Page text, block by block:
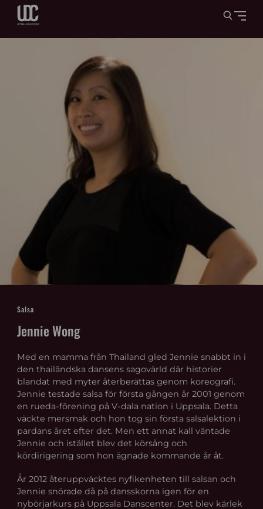
Salsa
Jennie Wong
Med en mamma från Thailand gled Jennie snabbt in i
den thailändska dansens sagovärld där historier
blandat med myter återberättas genom koreografi.
Jennie testade salsa för första gången år 2001 genom
en rueda-förening på V-dala nation i Uppsala. Detta
väckte mersmak och hon tog sin första salsalektion i
pardans året efter det. Men ett annat kall väntade
Jennie och istället blev det körsång och
kördirigering som hon ägnade kommande år åt.
År 2012 återuppväcktes nyfikenheten till salsan och
Jennie snörade då på dansskorna igen för en
nybörjarkurs på Uppsala Danscenter. Det blev kärlek